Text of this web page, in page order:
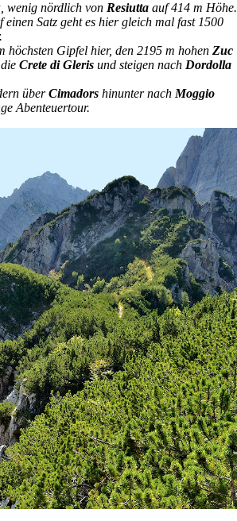
wenig nördlich von Resiutta auf 414 m Höhe.
Satz geht es hier gleich mal fast 1500
höchsten Gipfel hier, den 2195 m hohen Zuc
Crete di Gleris und steigen nach Dordolla
überCimadors hinunter nach Moggio
Abenteuertour.